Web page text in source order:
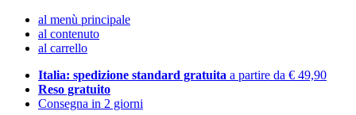
al menù principale
al contenuto
al carrello
Italia: spedizione standard gratuita a partire da € 49,90
Reso gratuito
Consegna in 2 giorni